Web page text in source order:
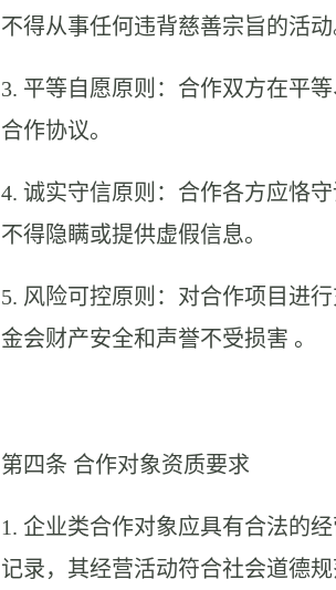
不得从事任何违背慈善宗旨的活动
3. 平等自愿原则：合作双方在平
合作协议。
4. 诚实守信原则：合作各方应恪
不得隐瞒或提供虚假信息。
5. 风险可控原则：对合作项目进
金会财产安全和声誉不受损害 。
第四条 合作对象资质要求
1. 企业类合作对象应具有合法的
记录，其经营活动符合社会道德规